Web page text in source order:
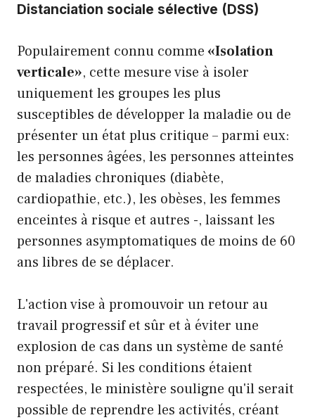
Distanciation sociale sélective (DSS)
Populairement connu comme«Isolation
verticale», cette mesure vise à isoler
uniquement les groupes les plus
susceptibles de développer la maladie ou de
présenter un état plus critique – parmi eux:
les personnes âgées, les personnes atteintes
de maladies chroniques (diabète,
cardiopathie, etc.), les obèses, les femmes
enceintes à risque et autres -, laissant les
personnes asymptomatiques de moins de 60
ans libres de se déplacer.
L'action vise à promouvoir un retour au
travail progressif et sûr et à éviter une
explosion de cas dans un système de santé
non préparé. Si les conditions étaient
respectées, le ministère souligne qu'il serait
possible de reprendre les activités, créant